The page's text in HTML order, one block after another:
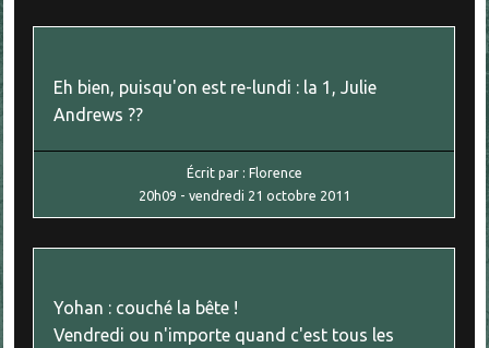
Eh bien, puisqu'on est re-lundi : la 1, Julie
Andrews ??
Écrit par : Florence
20h09 - vendredi 21 octobre 2011
Yohan : couché la bête !
Vendredi ou n'importe quand c'est tous les